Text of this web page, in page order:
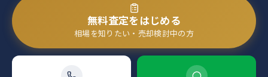
無料査定をはじめる
相場を知りたい・売却検討中の方